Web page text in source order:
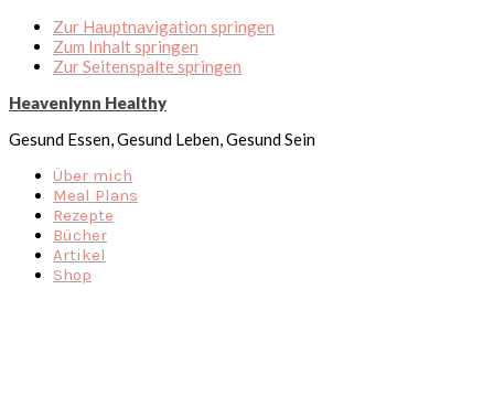
Zur Hauptnavigation springen
Zum Inhalt springen
Zur Seitenspalte springen
Heavenlynn Healthy
Gesund Essen, Gesund Leben, Gesund Sein
Über mich
Meal Plans
Rezepte
Bücher
Artikel
Shop